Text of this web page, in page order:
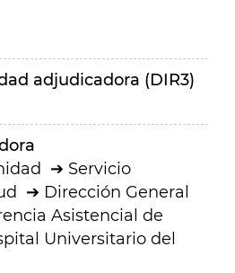
adjudicadora (DIR3)
Servicio
Dirección General
Asistencial de
Universitario del